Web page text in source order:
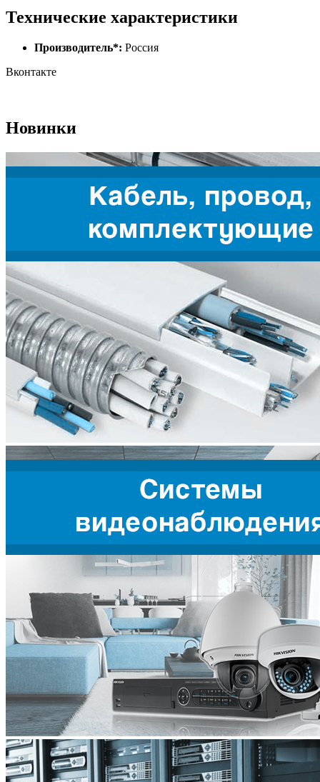
Технические характеристики
Производитель*: Россия
Вконтакте
Новинки